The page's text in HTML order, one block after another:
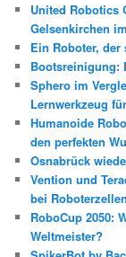
n
United Robotics
Gelsenkirchen
Ein Roboter,
Bootsreinigung:
Sphero im
Lernwerkzeug
Humanoide
den perfekten
Osnabrück
Vention und
bei Roboterzellen
RoboCup 2050:
Weltmeister?